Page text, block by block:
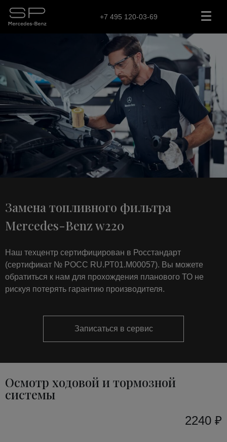
+7 495 120-03-69
Замена топливного фильтра
Mercedes-Benz w220
Наш техцентр сертифицирован в Росстандарт
(сертификат № РОСС RU.РТ01.М00057). Вы можете
обратиться к нам для прохождения планового ТО не
рискуя потерять гарантию производителя.
Записаться в сервис
Осмотр ходовой и тормозной
системы
2240 ₽